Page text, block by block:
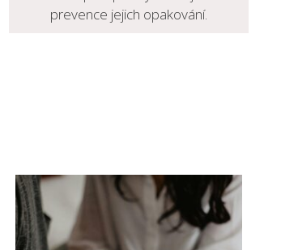
prevence jejich opakování.